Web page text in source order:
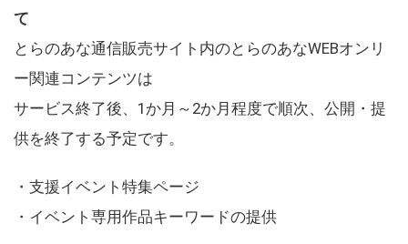
て
とらのあな通信販売サイト内のとらのあなWEBオンリ
ー関連コンテンツは
サービス終了後、1か月～2か月程度で順次、公開・提
供を終了する予定です。
・支援イベント特集ページ
・イベント専用作品キーワードの提供